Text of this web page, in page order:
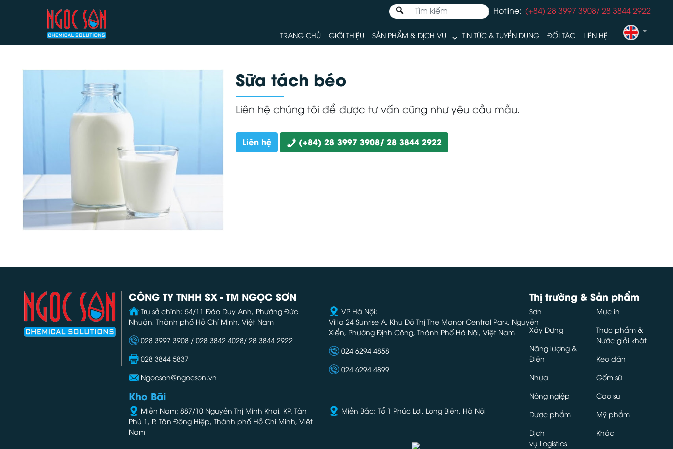
Hotline: (+84) 28 3997 3908/ 28 3844 2922
TRANG CHỦ GIỚI THIỆU SẢN PHẨM & DỊCH VỤ TIN TỨC & TUYỂN DỤNG ĐỐI TÁC LIÊN HỆ
Sữa tách béo
Liên hệ chúng tôi để được tư vấn cũng như yêu cầu mẫu.
Liên hệ (+84) 28 3997 3908/ 28 3844 2922
CÔNG TY TNHH SX - TM NGỌC SƠN
Trụ sở chính: 54/11 Đào Duy Anh, Phường Đức
Nhuận, Thành phố Hồ Chí Minh, Việt Nam
028 3997 3908 / 028 3842 4028/ 28 3844 2922
028 3844 5837
Ngocson@ngocson.vn
VP Hà Nội:
Villa 24 Sunrise A, Khu Đô Thị The Manor Central Park, Nguyễn
Xiển, Phường Định Công, Thành Phố Hà Nội, Việt Nam
024 6294 4858
024 6294 4899
Kho Bãi
Miền Nam: 887/10 Nguyễn Thị Minh Khai, KP. Tân
Phú 1, P. Tân Đông Hiệp, Thành phố Hồ Chí Minh, Việt
Nam
Miền Bắc: Tổ 1 Phúc Lợi, Long Biên, Hà Nội
Thị trường & Sản phẩm
Sơn
Xây Dựng
Năng lượng &
Điện
Nhựa
Nông ngiệp
Dược phẩm
Dịch
vụ Logistics
Mực in
Thực phẩm &
Nước giải khát
Keo dán
Gốm sứ
Cao su
Mỹ phẩm
Khác